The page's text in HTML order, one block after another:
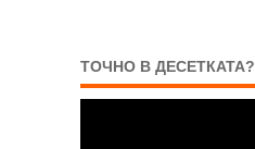
ТОЧНО В ДЕСЕТКАТА?